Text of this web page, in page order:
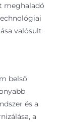
meghaladó
valósult
belső
és a
a